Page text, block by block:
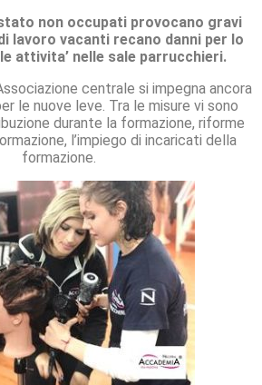
non occupati provocano gravi
lavoro vacanti recano danni per lo
attivita’ nelle sale parrucchieri.
centrale si impegna ancora
le nuove leve. Tra le misure vi sono
durante la formazione, riforme
l’impiego di incaricati della
formazione.